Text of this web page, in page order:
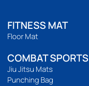
FITNESS MAT
Floor Mat
COMBAT SPORTS
Jiu Jitsu Mats
Punching Bag